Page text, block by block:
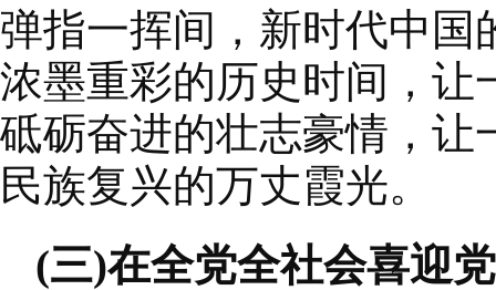
弹指一挥间，新时代中国
浓墨重彩的历史时间，让
砥砺奋进的壮志豪情，让
民族复兴的万丈霞光。
(三)在全党全社会喜迎